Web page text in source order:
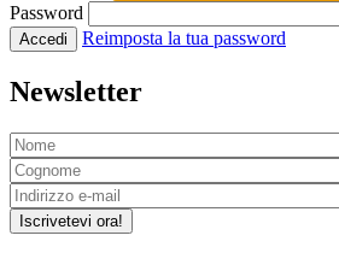
Password
Accedi Reimposta la tua password
Newsletter
Iscrivetevi ora!